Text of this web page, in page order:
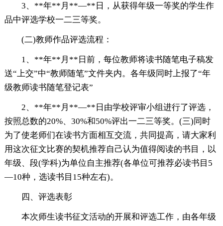
3、**年**月**—**日，从获得年级一等奖的学生作
品中评选学校一二三等奖。
(二)教师作品评选流程：
1、**年**月**日前，每位教师将读书随笔电子稿发
送“上交”中“教师随笔”文件夹内。各年级同时上报了“年
级教师读书随笔登记表”
2、**年**月**—**日由学校评审小组进行了评选，
按照总数的20%、30%和50%评出一二三等奖。(三)同时
为了使老师们在读书方面相互交流，共同提高，请大家利
用这次征文比赛的契机推荐自己认为值得阅读的书目，以
年级、段(学科)为单位自主推荐(各单位可推荐必读书目5
—10种，选读书目15种左右)。
四、评选表彰
本次师生读书征文活动的开展和评选工作，由各年级